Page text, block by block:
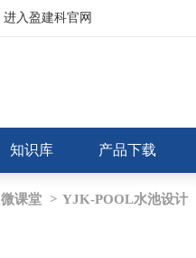
进入盈建科官网
知识库 产品下载
微课堂 > YJK-POOL水池设计